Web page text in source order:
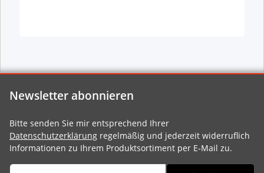
Newsletter abonnieren
Bitte senden Sie mir entsprechend Ihrer
Datenschutzerklärung regelmäßig und jederzeit widerruflich
Informationen zu Ihrem Produktsortiment per E-Mail zu.